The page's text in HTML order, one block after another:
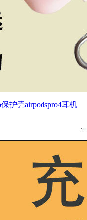
护壳airpodspro4耳机